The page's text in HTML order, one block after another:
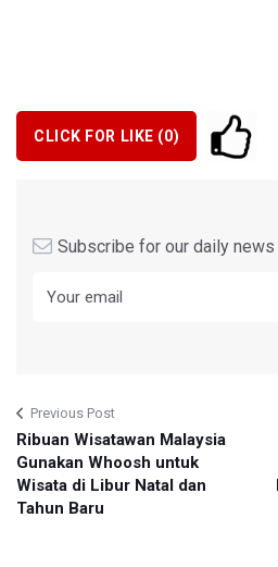
CLICK FOR LIKE (0)
Subscribe for our daily news
Previous Post
Ribuan Wisatawan Malaysia
Gunakan Whoosh untuk
Wisata di Libur Natal dan
Tahun Baru